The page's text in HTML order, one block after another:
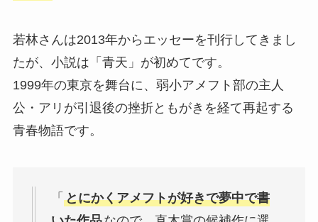
若林さんは2013年からエッセーを刊行してきまし
たが、小説は「青天」が初めてです。
1999年の東京を舞台に、弱小アメフト部の主人
公・アリが引退後の挫折ともがきを経て再起する
青春物語です。
「 とにかくアメフトが好きで夢中で書